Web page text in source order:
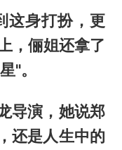
这身打扮，更
，俪姐还拿了
"。
导演，她说郑
还是人生中的